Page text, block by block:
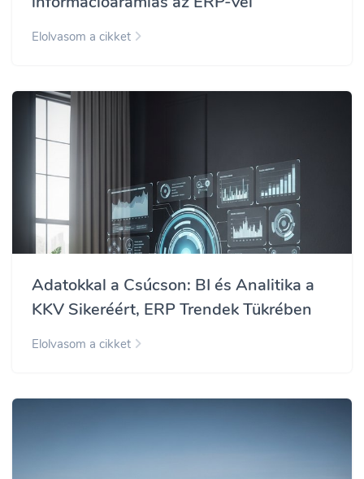
Elolvasom a cikket
Adatokkal a Csúcson: BI és Analitika a
KKV Sikeréért, ERP Trendek Tükrében
Elolvasom a cikket